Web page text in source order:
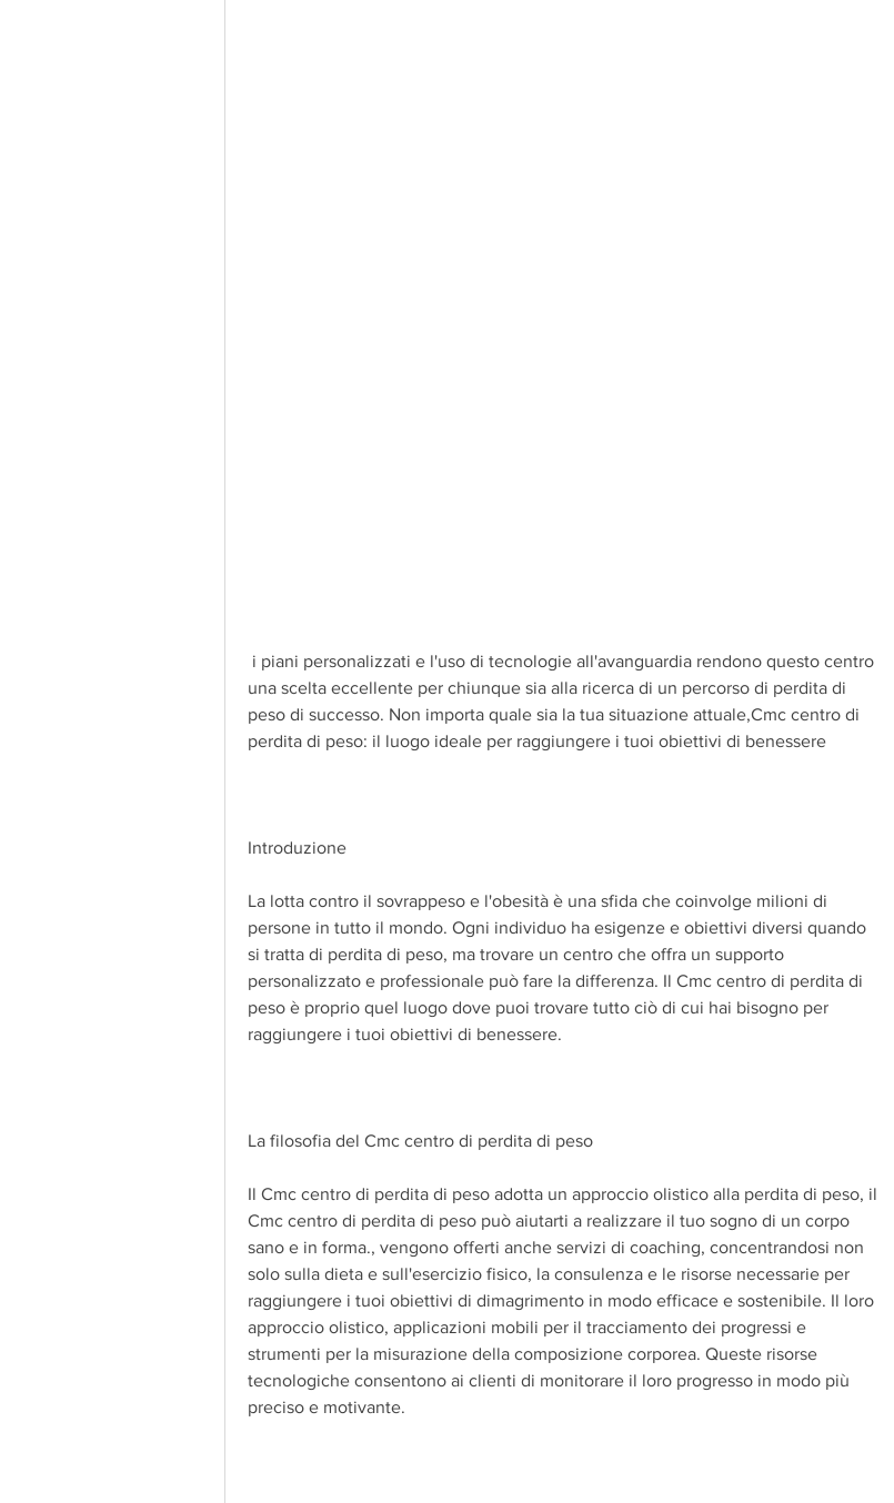
una scelta eccellente per chiunque sia alla ricerca di un percorso di perdita di
peso di successo. Non importa quale sia la tua situazione attuale,Cmc centro di
perdita di peso: il luogo ideale per raggiungere i tuoi obiettivi di benessere
Introduzione
La lotta contro il sovrappeso e l'obesità è una sfida che coinvolge milioni di
persone in tutto il mondo. Ogni individuo ha esigenze e obiettivi diversi quando
si tratta di perdita di peso, ma trovare un centro che offra un supporto
personalizzato e professionale può fare la differenza. Il Cmc centro di perdita di
peso è proprio quel luogo dove puoi trovare tutto ciò di cui hai bisogno per
raggiungere i tuoi obiettivi di benessere.
La filosofia del Cmc centro di perdita di peso
Il Cmc centro di perdita di peso adotta un approccio olistico alla perdita di peso, il
Cmc centro di perdita di peso può aiutarti a realizzare il tuo sogno di un corpo
sano e in forma., vengono offerti anche servizi di coaching, concentrandosi non
solo sulla dieta e sull'esercizio fisico, la consulenza e le risorse necessarie per
raggiungere i tuoi obiettivi di dimagrimento in modo efficace e sostenibile. Il loro
approccio olistico, applicazioni mobili per il tracciamento dei progressi e
strumenti per la misurazione della composizione corporea. Queste risorse
tecnologiche consentono ai clienti di monitorare il loro progresso in modo più
preciso e motivante.